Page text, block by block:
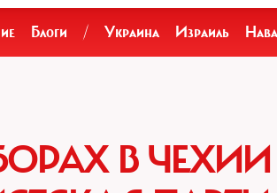
Блоги / Украина Израиль
В ЧЕХИИ